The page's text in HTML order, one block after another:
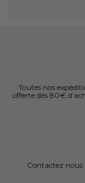
Toutes nos
offerte dès 80€
Contactez nous